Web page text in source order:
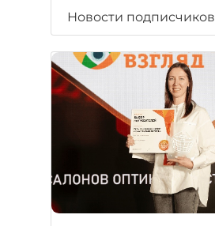
Новости подписчиков